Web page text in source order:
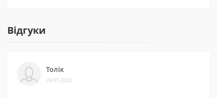
різних платформах. Це підтверджує, що нам можна
довіряти.
Відгуки
Толік
24.07.2026